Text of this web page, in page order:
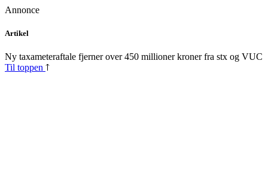
Annonce
Skip
content
Artikel
Ny taxameteraftale fjerner over 450 millioner kroner fra stx og VUC
Til toppen